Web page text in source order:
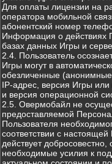
Для оплаты лицензии на
оператора мобильной
абонентский номер
Информация о действиях
базах данных Игры и
2.4. Пользователь
Игры могут в
обезличенные
IP-адрес, версия Игры
и версия операционной
2.5. Овермобайл не
предоставляемой
Пользователя
соответствии с
действует
необходимые усилия к